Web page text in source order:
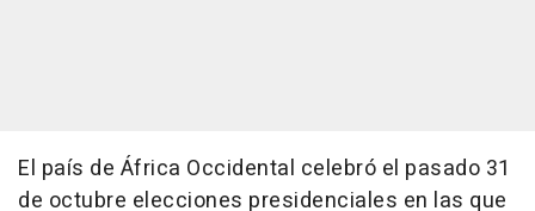
El país de África Occidental celebró el pasado 31
de octubre elecciones presidenciales en las que